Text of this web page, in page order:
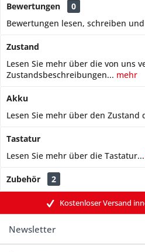
Bewertungen
0
Bewertungen lesen, schreiben
Zustand
Lesen Sie mehr über die von uns
Zustandsbeschreibungen... mehr
Akku
Lesen Sie mehr über den Zustand
Tastatur
Lesen Sie mehr über die Tastatur...
Zubehör 2
Kostenloser Versand
Newsletter